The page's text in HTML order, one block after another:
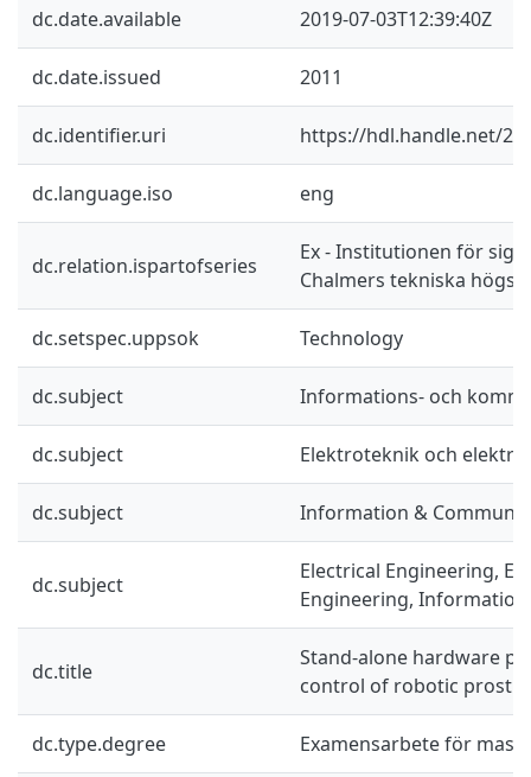
dc.date.available 2019-07-03T12:39:40Z
dc.date.issued 2011
dc.identifier.uri https://hdl.handle.net/
dc.language.iso eng
dc.relation.ispartofseries
Ex - Institutionen för
Chalmers tekniska
dc.setspec.uppsok Technology
dc.subject Informations- och
dc.subject Elektroteknik och
dc.subject Information &
dc.subject
Electrical Engineering,
Engineering,
dc.title
Stand-alone hardware
control of robotic
dc.type.degree Examensarbete för